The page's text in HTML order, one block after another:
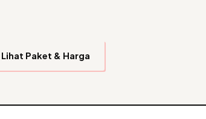
Lihat Paket & Harga